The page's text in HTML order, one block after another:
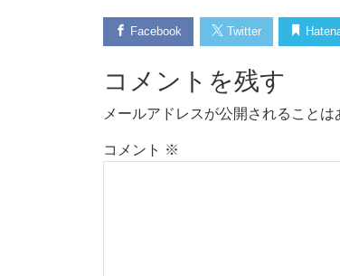
Facebook Twitter
コメントを残す
メールアドレスが公開されることは
コメント ※